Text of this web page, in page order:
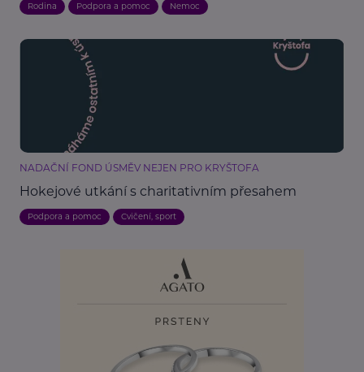
Rodina Podpora a pomoc Nemoc
NADAČNÍ FOND ÚSMĚV NEJEN PRO KRYŠTOFA
Hokejové utkání s charitativním přesahem
Podpora a pomoc Cvičení, sport